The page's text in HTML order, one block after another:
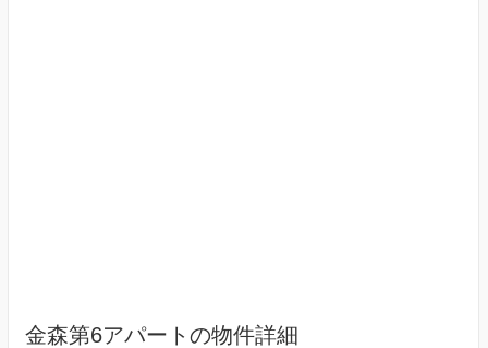
金森第6アパートの物件詳細